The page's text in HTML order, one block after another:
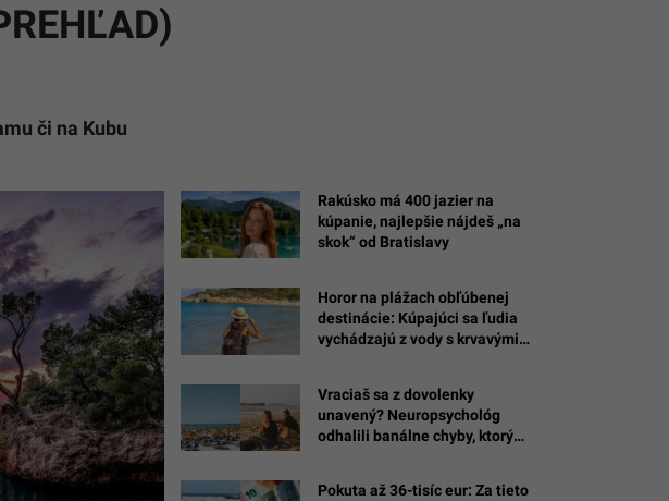
či na Kubu
Ilustračné
foto
TASR
Rakúsko má 400 jazier na
kúpanie, najlepšie nájdeš „na
skok“ od Bratislavy
Horor na plážach obľúbenej
destinácie: Kúpajúci sa ľudia
vychádzajú z vody s krvavými
Vraciaš sa z dovolenky
unavený? Neuropsychológ
odhalili banálne chyby, ktorými
Pokuta až 36-tisíc eur: Za tieto